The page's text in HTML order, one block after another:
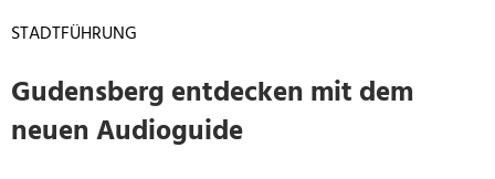
STADTFÜHRUNG
Gudensberg entdecken mit dem
neuen Audioguide